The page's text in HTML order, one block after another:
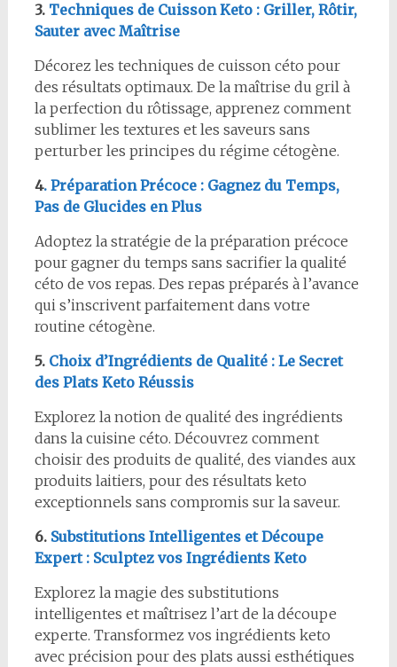
3. Techniques de Cuisson Keto : Griller, Rôtir,
Sauter avec Maîtrise
Décorez les techniques de cuisson céto pour
des résultats optimaux. De la maîtrise du gril à
la perfection du rôtissage, apprenez comment
sublimer les textures et les saveurs sans
perturber les principes du régime cétogène.
4. Préparation Précoce : Gagnez du Temps,
Pas de Glucides en Plus
Adoptez la stratégie de la préparation précoce
pour gagner du temps sans sacrifier la qualité
céto de vos repas. Des repas préparés à l’avance
qui s’inscrivent parfaitement dans votre
routine cétogène.
5. Choix d’Ingrédients de Qualité : Le Secret
des Plats Keto Réussis
Explorez la notion de qualité des ingrédients
dans la cuisine céto. Découvrez comment
choisir des produits de qualité, des viandes aux
produits laitiers, pour des résultats keto
exceptionnels sans compromis sur la saveur.
6. Substitutions Intelligentes et Découpe
Expert : Sculptez vos Ingrédients Keto
Explorez la magie des substitutions
intelligentes et maîtrisez l’art de la découpe
experte. Transformez vos ingrédients keto
avec précision pour des plats aussi esthétiques